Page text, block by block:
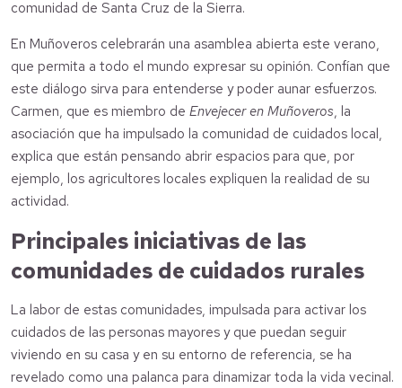
comunidad de Santa Cruz de la Sierra.
En Muñoveros celebrarán una asamblea abierta este verano,
que permita a todo el mundo expresar su opinión. Confían que
este diálogo sirva para entenderse y poder aunar esfuerzos.
Carmen, que es miembro de Envejecer en Muñoveros, la
asociación que ha impulsado la comunidad de cuidados local,
explica que están pensando abrir espacios para que, por
ejemplo, los agricultores locales expliquen la realidad de su
actividad.
Principales iniciativas de las
comunidades de cuidados rurales
La labor de estas comunidades, impulsada para activar los
cuidados de las personas mayores y que puedan seguir
viviendo en su casa y en su entorno de referencia, se ha
revelado como una palanca para dinamizar toda la vida vecinal.